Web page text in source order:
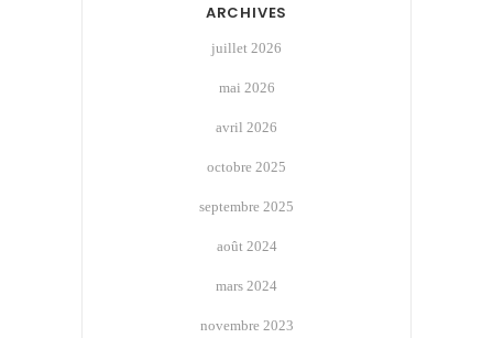
ARCHIVES
juillet 2026
mai 2026
avril 2026
octobre 2025
septembre 2025
août 2024
mars 2024
novembre 2023